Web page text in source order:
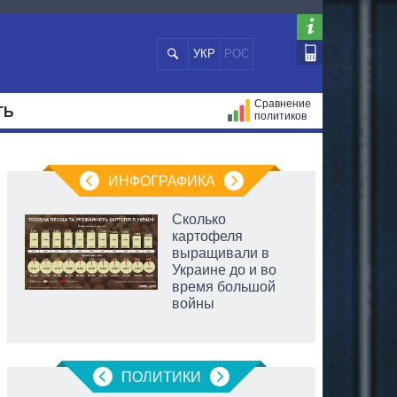
УКР РОС
Сравнение
политиков
ИНФОГРАФИКА
Сколько
картофеля
выращивали в
Украине до и во
время большой
войны
ПОЛИТИКИ